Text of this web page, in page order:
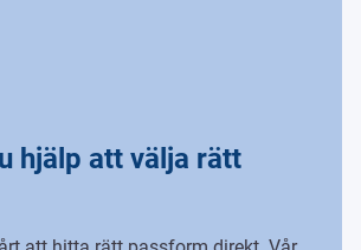
hjälp att välja rätt